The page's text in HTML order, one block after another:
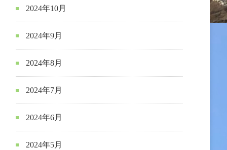
2024年10月
2024年9月
2024年8月
2024年7月
2024年6月
2024年5月